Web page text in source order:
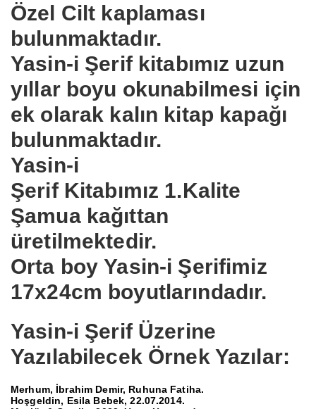
Özel Cilt kaplaması
bulunmaktadır.
Yasin-i Şerifkitabımız uzun
yıllar boyu okunabilmesi için
ek olarak kalın kitap kapağı
bulunmaktadır.
Yasin-i
ŞerifKitabımız 1.Kalite
Şamuakağıttan
üretilmektedir.
Orta boyYasin-i Şerifimiz
17x24cm boyutlarındadır.
Yasin-i ŞerifÜzerine
Yazılabilecek Örnek Yazılar:
Merhum, İbrahim Demir, Ruhuna Fatiha.
Hoşgeldin, Esila Bebek, 22.07.2014.